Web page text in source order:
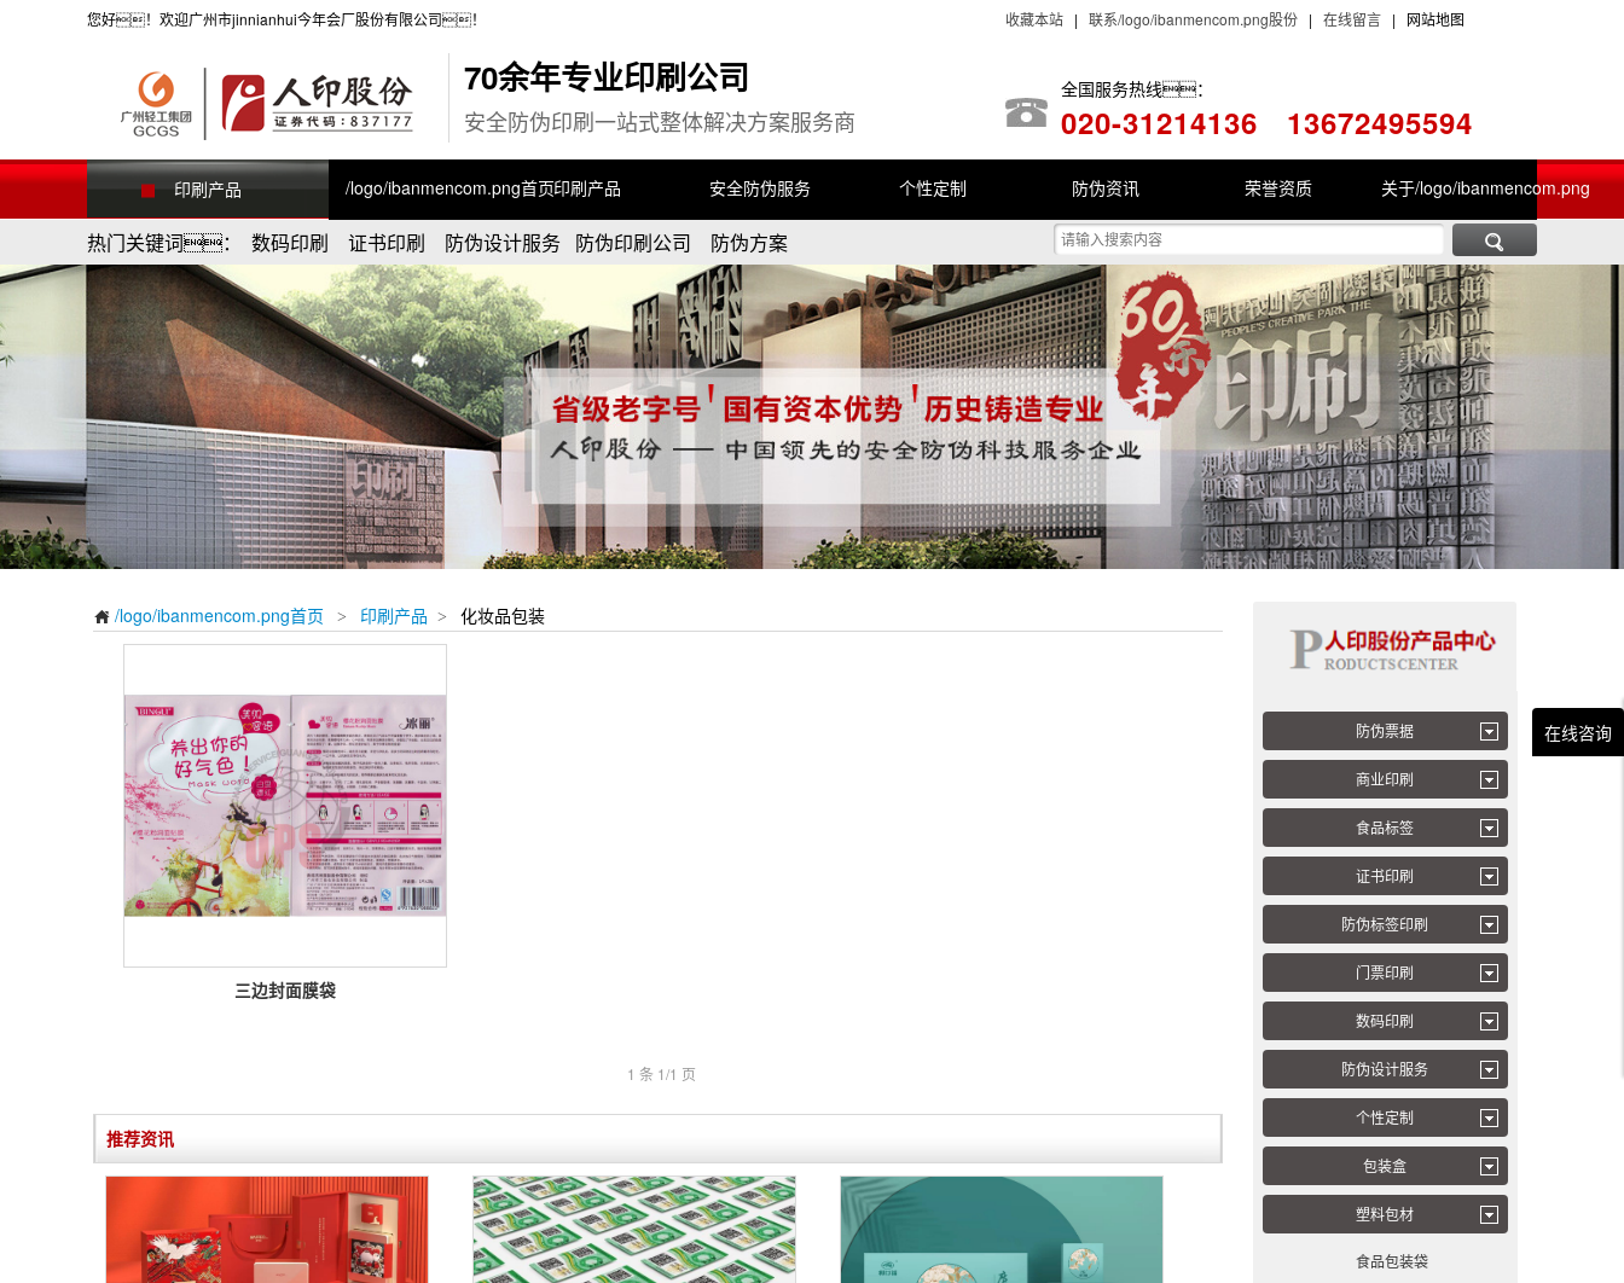
您好！欢迎广州市jinnianhui今年会厂股份有限公司！ 收藏本站| 联系/logo/ibanmencom.png股份| 在线留言| 网站地图
70余年专业印刷公司
安全防伪印刷一站式整体解决方案服务商
全国服务热线：
020-31214136 13672495594
在线咨询
印刷产品 /logo/ibanmencom.png首页印刷产品 安全防伪服务 个性定制 防伪资讯 荣誉资质 关于/logo/ibanmencom.png
热门关键词： 数码印刷 证书印刷 防伪设计服务 防伪印刷公司 防伪方案 
 /logo/ibanmencom.png首页 > 印刷产品 > 化妆品包装
三边封面膜袋
1 条 1/1 页
推荐资讯
防伪票据
商业印刷
食品标签
证书印刷
防伪标签印刷
门票印刷
数码印刷
防伪设计服务
个性定制
包装盒
塑料包材
食品包装袋